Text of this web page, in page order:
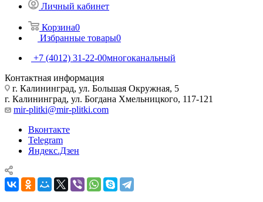
Личный кабинет
Корзина0
Избранные товары0
+7 (4012) 31-22-00многоканальный
Контактная информация
г. Калининград, ул. Большая Окружная, 5
г. Калининград, ул. Богдана Хмельницкого, 117-121
mir-plitki@mir-plitki.com
Вконтакте
Telegram
Яндекс.Дзен